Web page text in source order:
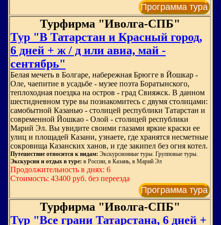
Программа тура
Турфирма "Иволга-СПБ"
Тур "В Татарстан и Красный город,
6 дней + ж / д или авиа, май -
сентябрь"
Белая мечеть в Болгаре, набережная Брюгге в Йошкар -
Оле, чаепитие в усадьбе - музее поэта Боратынского,
теплоходная поездка на остров - град Свияжск. В данном
шестидневном туре вы познакомитесь с двумя столицами:
самобытной Казанью - столицей республики Татарстан и
современной Йошкао - Олой - столицей республики
Марий Эл. Вы увидите своими глазами яркие краски ее
улиц и площадей Казани, узнаете, где хранятся несметные
сокровища Казанских ханов, и где закипел без огня котел.
Путешествие относится к видам: Экскурсионные туры. Групповые туры.
Экскурсии и отдых в туре: в России, в Казань, в Марий Эл
Продолжительность в днях: 6
Стоимость: 43400 руб. без переезда
Программа тура
Турфирма "Иволга-СПБ"
Тур "Все грани Татарстана, 6 дней +